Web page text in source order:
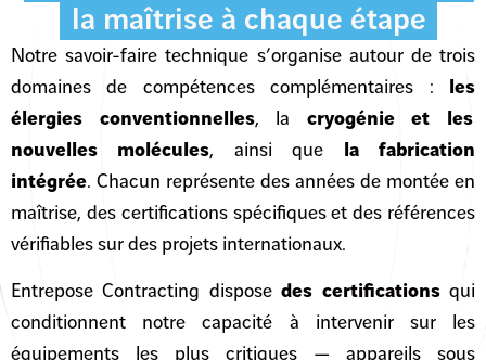
la maîtrise à chaque étape
Notre savoir-faire technique s’organise autour de trois
domaines de compétences complémentaires :
les
élergies conventionnelles, la cryogénie et les
nouvelles molécules, ainsi que
la fabrication
intégrée. Chacun représente des années de montée en
maîtrise, des certifications spécifiques et des références
vérifiables sur des projets internationaux.
Entrepose Contracting disposedes certificationsqui
conditionnent notre capacité à intervenir sur les
équipements les plus critiques — appareils sous